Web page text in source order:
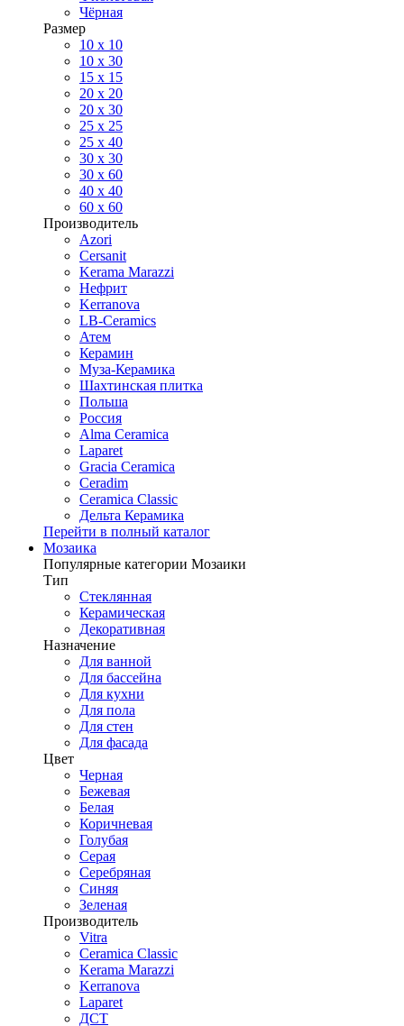
Чёрная
Размер
10 х 10
10 x 30
15 x 15
20 х 20
20 x 30
25 x 25
25 x 40
30 x 30
30 х 60
40 х 40
60 х 60
Производитель
Azori
Cersanit
Kerama Marazzi
Нефрит
Kerranova
LB-Ceramics
Атем
Керамин
Муза-Керамика
Шахтинская плитка
Польша
Россия
Alma Ceramica
Laparet
Gracia Ceramica
Ceradim
Ceramica Classic
Дельта Керамика
Перейти в полный каталог
Мозаика
Популярные категории Мозаики
Тип
Стеклянная
Керамическая
Декоративная
Назначение
Для ванной
Для бассейна
Для кухни
Для пола
Для стен
Для фасада
Цвет
Черная
Бежевая
Белая
Коричневая
Голубая
Серая
Серебряная
Синяя
Зеленая
Производитель
Vitra
Ceramica Classic
Kerama Marazzi
Kerranova
Laparet
ДСТ